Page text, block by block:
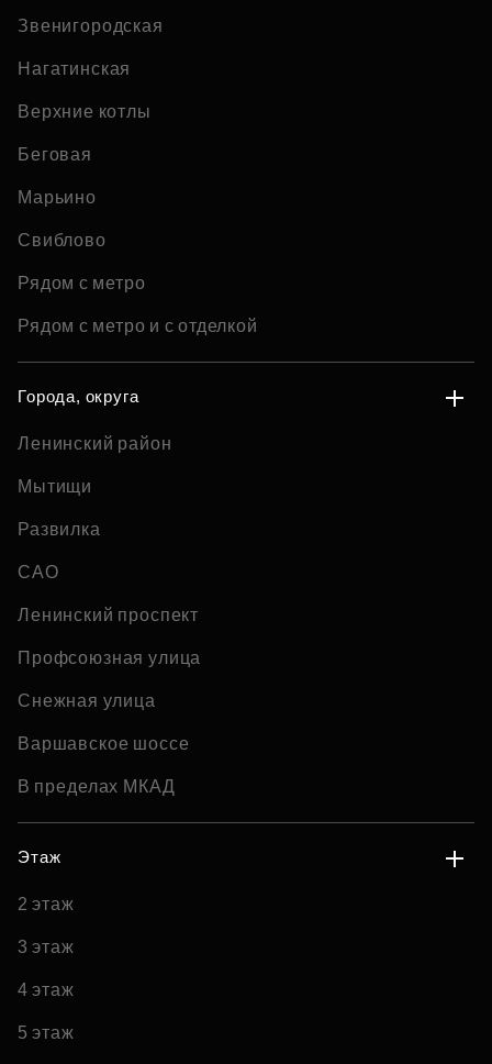
Звенигородская
Нагатинская
Верхние котлы
Беговая
Марьино
Свиблово
Рядом с метро
Рядом с метро и с отделкой
Города, округа
Ленинский район
Мытищи
Развилка
САО
Ленинский проспект
Профсоюзная улица
Снежная улица
Варшавское шоссе
В пределах МКАД
Этаж
2 этаж
3 этаж
4 этаж
5 этаж